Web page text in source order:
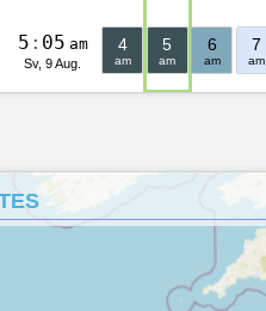
5 : 05 am
Sv, 9 Aug.
4
am
5
am
6
am
7
am